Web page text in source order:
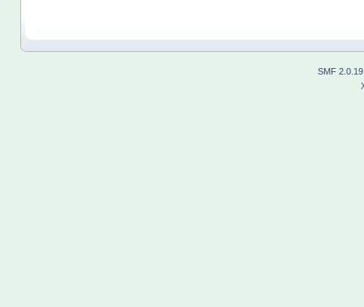
SMF 2.0.19